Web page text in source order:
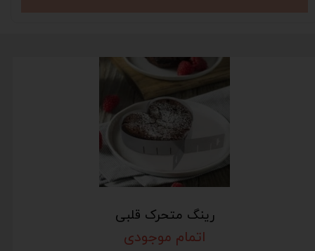
رینگ متحرک قلبی
اتمام موجودی